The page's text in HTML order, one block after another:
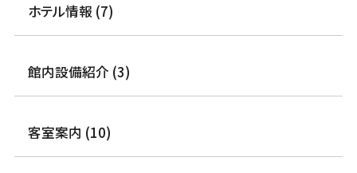
ホテル情報 (7)
館内設備紹介 (3)
客室案内 (10)